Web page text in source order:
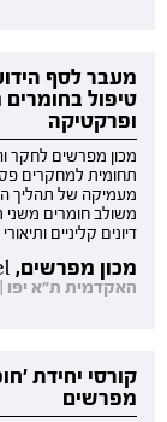
מעבר לסף
טיפול
ופרקטיקה
תחומית למחקרים
מעמיקה של תהליך
משולב חומרים משני
דיונים קליניים
מכון מפרשים, MAPS Israel
האקדמית ת"א יפו | 23.10.2026 | יום שישי | 08:30-14:00
קורסי יחידת
מפרשים